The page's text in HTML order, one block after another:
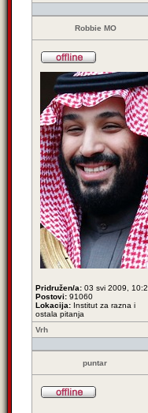
Robbie MO
Pridružen/a: 03 svi 2009,
Postovi: 91060
Lokacija: Institut za razna i
ostala pitanja
Vrh
puntar